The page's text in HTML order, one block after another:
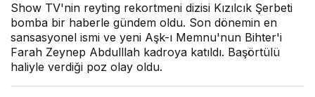
Show TV'nin reyting rekortmeni dizisi Kızılcık Şerbeti
bomba bir haberle gündem oldu. Son dönemin en
sansasyonel ismi ve yeni Aşk-ı Memnu'nun Bihter'i
Farah Zeynep Abdulllah kadroya katıldı. Başörtülü
haliyle verdiği poz olay oldu.